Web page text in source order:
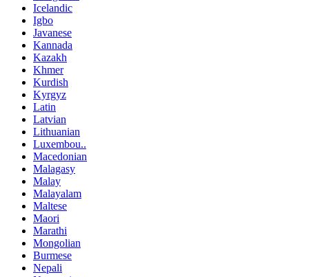
Icelandic
Igbo
Javanese
Kannada
Kazakh
Khmer
Kurdish
Kyrgyz
Latin
Latvian
Lithuanian
Luxembou..
Macedonian
Malagasy
Malay
Malayalam
Maltese
Maori
Marathi
Mongolian
Burmese
Nepali